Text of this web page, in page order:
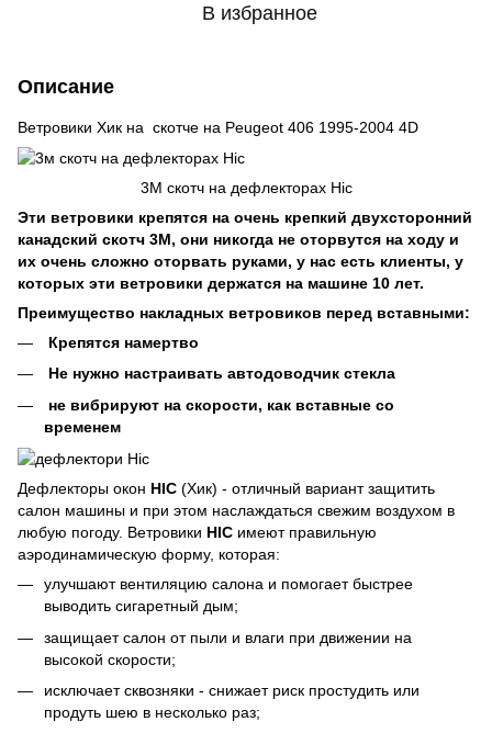
В избранное
Описание
Ветровики Хик на cкотче на Peugeot 406 1995-2004 4D
3M скотч на дефлекторах Hic
Эти ветровики крепятся на очень крепкий двухсторонний
канадский скотч 3М, они никогда не оторвутся на ходу и
их очень сложно оторвать руками, у нас есть клиенты, у
которых эти ветровики держатся на машине 10 лет.
Преимущество накладных ветровиков перед вставными:
Крепятся намертво
Не нужно настраивать автодоводчик стекла
не вибрируют на скорости, как вставные со
временем
Дефлекторы окон HIC (Хик) - отличный вариант защитить
салон машины и при этом наслаждаться свежим воздухом в
любую погоду. Ветровики HIC имеют правильную
аэродинамическую форму, которая:
улучшают вентиляцию салона и помогает быстрее
выводить сигаретный дым;
защищает салон от пыли и влаги при движении на
высокой скорости;
исключает сквозняки - снижает риск простудить или
продуть шею в несколько раз;